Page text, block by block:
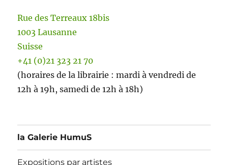
Rue des Terreaux 18bis
1003 Lausanne
Suisse
+41 (0)21 323 21 70
(horaires de la librairie : mardi à vendredi de
12h à 19h, samedi de 12h à 18h)
la Galerie HumuS
Expositions par artistes